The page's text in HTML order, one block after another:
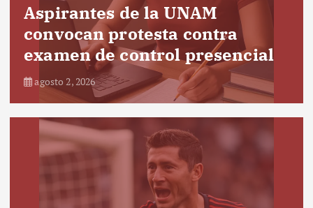
Aspirantes de la UNAM
convocan protesta contra
examen de control presencial
agosto 2, 2026